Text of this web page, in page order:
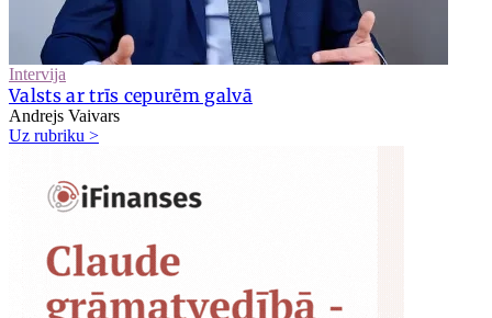
Intervija
Valsts ar trīs cepurēm galvā
Andrejs Vaivars
Uz rubriku >